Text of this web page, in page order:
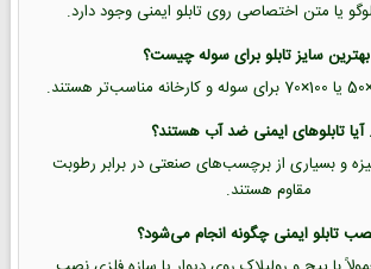
یا متن اختصاصی روی تابلو ایمنی وجود دارد.
و بسیاری از برچسب‌های صنعتی در برابر رطوبت
مقاوم هستند.